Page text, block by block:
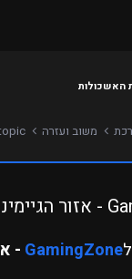
האשכולות
משוב ועזרה
GamingZone
-